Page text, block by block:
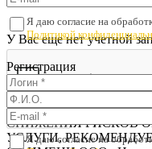
Я даю согласие на
Политикой
У Вас еще нет учетной
Регистрация
Я даю согласие на
Проверьте подписанный
В ЦЕЛЯХ
ДЕЙСТВИЙ В
СНИЖЕНИЯ РИСКОВ
УСЛУГИ,